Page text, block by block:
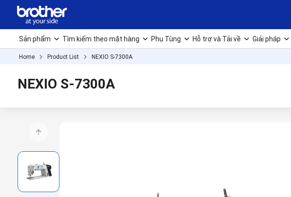
Sản phẩm Tìm kiếm theo mặt hàng Phụ Tùng Hỗ trợ và Tải về Giải pháp
Home Product List NEXIO S-7300A
NEXIO S-7300A